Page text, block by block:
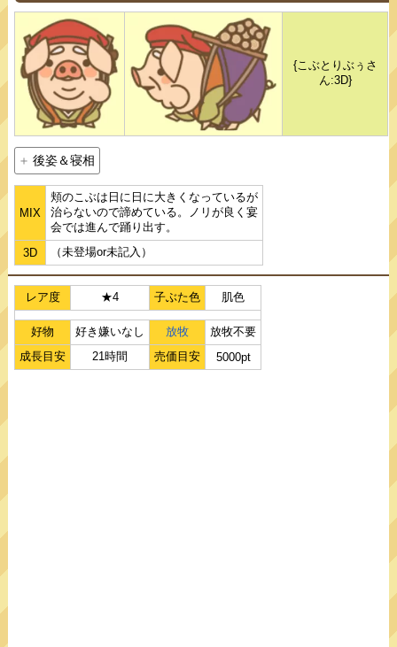
{こぶとりぶぅさ
ん:3D}
後姿＆寝相
MIX
頬のこぶは日に日に大きくなっているが
治らないので諦めている。ノリが良く宴
会では進んで踊り出す。
3D
（未登場or未記入）
レア度 ★4 子ぶた色 肌色
好物 好き嫌いなし 放牧
放牧不要
成長目安
21時間 売価目安 5000pt